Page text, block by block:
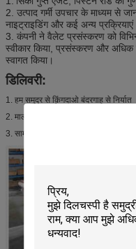
2. उत्पाद गर्मी उपचार के माध्यम से
नाइट्राइडिंग और कई अन्य प्रक्रियाएं
3. कंपनी ने वैलेट प्रसंस्करण को
स्वीकार किया, प्रसंस्करण और अधिक
स्वागत किया।
डिलिवरी:
1. हम समुद्र से क़िंगदाओ बंदरगाह से निर्यात
2. माल समय पर वितरित किया जाएगा।
3. सामान सुरक्षित रूप से गंतव्य पर पहुंच सकते